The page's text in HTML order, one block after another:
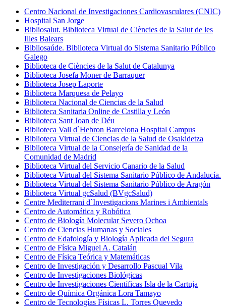
Centro Nacional de Investigaciones Cardiovasculares (CNIC)
Hospital San Jorge
Bibliosalut. Biblioteca Virtual de Ciències de la Salut de les
Illes Balears
Bibliosaúde. Biblioteca Virtual do Sistema Sanitario Público
Galego
Biblioteca de Ciències de la Salut de Catalunya
Biblioteca Josefa Moner de Barraquer
Biblioteca Josep Laporte
Biblioteca Marquesa de Pelayo
Biblioteca Nacional de Ciencias de la Salud
Biblioteca Sanitaria Online de Castilla y León
Biblioteca Sant Joan de Déu
Biblioteca Vall d`Hebron Barcelona Hospital Campus
Biblioteca Virtual de Ciencias de la Salud de Osakidetza
Biblioteca Virtual de la Consejería de Sanidad de la
Comunidad de Madrid
Biblioteca Virtual del Servicio Canario de la Salud
Biblioteca Virtual del Sistema Sanitario Público de Andalucía.
Biblioteca Virtual del Sistema Sanitario Público de Aragón
Biblioteca Virtual gcSalud (BVgcSalud)
Centre Mediterrani d`Investigacions Marines i Ambientals
Centro de Automática y Robótica
Centro de Biología Molecular Severo Ochoa
Centro de Ciencias Humanas y Sociales
Centro de Edafología y Biología Aplicada del Segura
Centro de Física Miguel A. Catalán
Centro de Física Teórica y Matemáticas
Centro de Investigación y Desarrollo Pascual Vila
Centro de Investigaciones Biológicas
Centro de Investigaciones Científicas Isla de la Cartuja
Centro de Química Orgánica Lora Tamayo
Centro de Tecnologías Físicas L. Torres Quevedo